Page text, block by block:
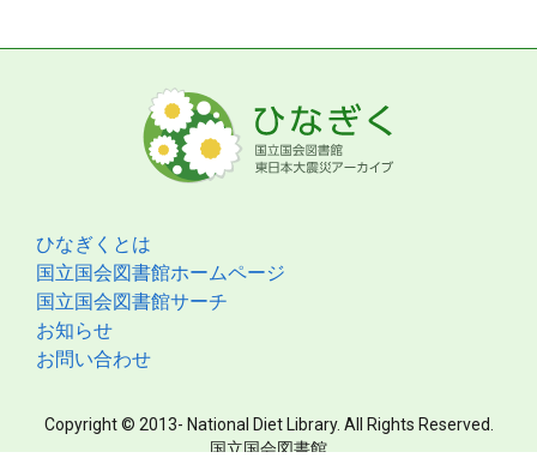
ひなぎくとは
国立国会図書館ホームページ
国立国会図書館サーチ
お知らせ
お問い合わせ
Copyright © 2013- National Diet Library. All Rights Reserved.